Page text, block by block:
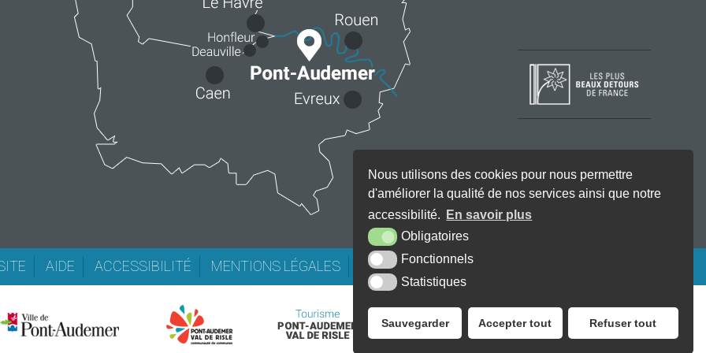
Nous utilisons des cookies pour nous permettre
d'améliorer la qualité de nos services ainsi que notre
accessibilité.
En savoir plus
Obligatoires
Fonctionnels
Statistiques
Sauvegarder Accepter tout Refuser tout
AIDE ACCESSIBILITÉ MENTIONS LÉGALES KREA3